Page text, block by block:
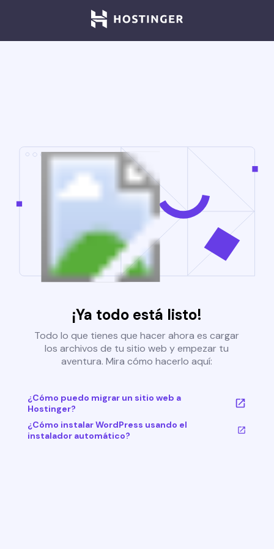
¡Ya todo está listo!
Todo lo que tienes que hacer ahora es cargar
los archivos de tu sitio web y empezar tu
aventura. Mira cómo hacerlo aquí:
¿Cómo puedo migrar un sitio web a
Hostinger?
¿Cómo instalar WordPress usando el
instalador automático?